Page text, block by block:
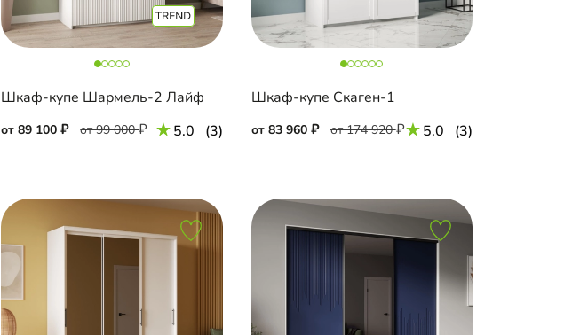
Шкаф-купе Шармель-2 Лайф
от 89 100 от 99 000 5.0 (3)
Шкаф-купе Скаген-1
от 83 960 от 174 920 5.0 (3)